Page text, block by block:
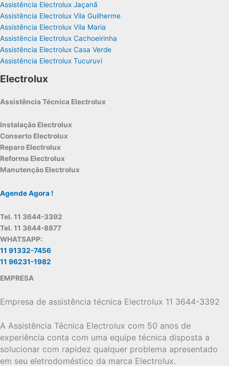
Assistência Electrolux Jaçanã
Assistência Electrolux Vila Guilherme
Assistência Electrolux Vila Maria
Assistência Electrolux Cachoeirinha
Assistência Electrolux Casa Verde
Assistência Electrolux Tucuruvi
Electrolux
Assistência Técnica Electrolux
Instalação Electrolux
Conserto Electrolux
Reparo Electrolux
Reforma Electrolux
Manutenção Electrolux
Agende Agora !
Tel. 11 3644-3392
Tel. 11 3644-8877
WHATSAPP:
11 91332-7456
11 96231-1982
EMPRESA
Empresa de assistência técnica Electrolux 11 3644-3392
A Assistência Técnica Electrolux com 50 anos de
experiência conta com uma equipe técnica disposta a
solucionar com rapidez qualquer problema apresentado
em seu eletrodoméstico da marca Electrolux.